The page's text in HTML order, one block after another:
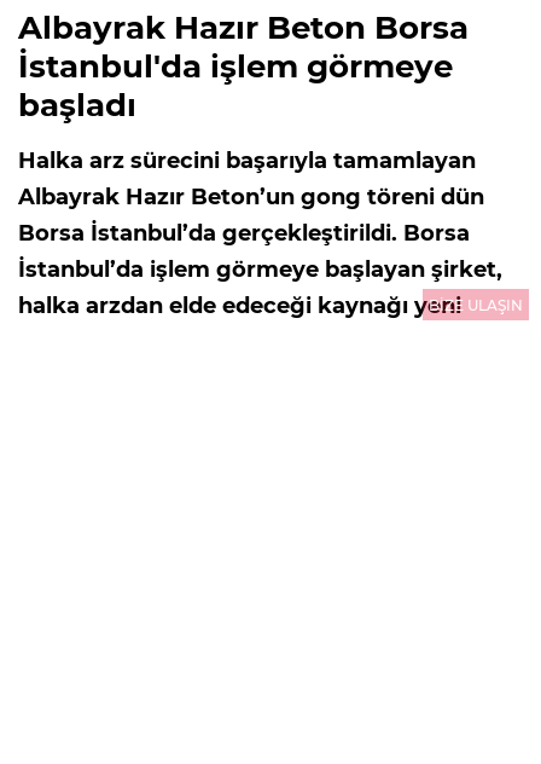
Albayrak Hazır Beton Borsa
İstanbul'da işlem görmeye
başladı
Halka arz sürecini başarıyla tamamlayan
Albayrak Hazır Beton’un gong töreni dün
Borsa İstanbul’da gerçekleştirildi. Borsa
İstanbul’da işlem görmeye başlayan şirket,
halka arzdan elde edeceği kaynağı yeniBİZE ULAŞIN